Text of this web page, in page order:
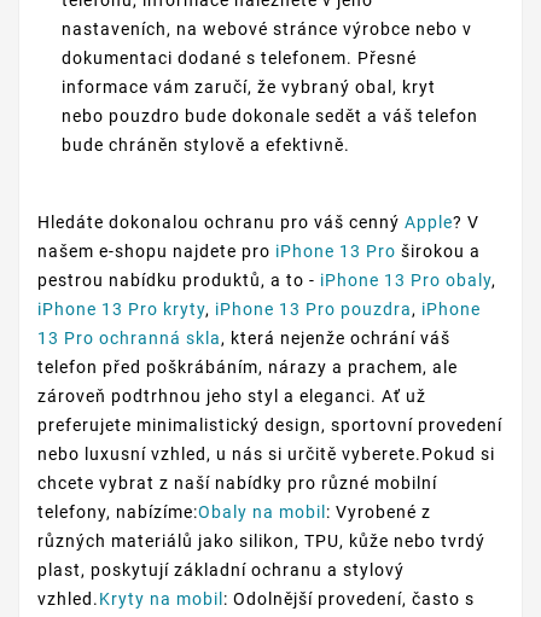
nastaveních, na webové stránce výrobce nebo v
dokumentaci dodané s telefonem. Přesné
informace vám zaručí, že vybraný obal, kryt
nebo pouzdro bude dokonale sedět a váš telefon
bude chráněn stylově a efektivně.
Hledáte dokonalou ochranu pro váš cenný Apple? V
našem e-shopu najdete pro iPhone 13 Pro širokou a
pestrou nabídku produktů, a to - iPhone 13 Pro obaly,
iPhone 13 Pro kryty, iPhone 13 Pro pouzdra, iPhone
13 Pro ochranná skla, která nejenže ochrání váš
telefon před poškrábáním, nárazy a prachem, ale
zároveň podtrhnou jeho styl a eleganci. Ať už
preferujete minimalistický design, sportovní provedení
nebo luxusní vzhled, u nás si určitě vyberete.Pokud si
chcete vybrat z naší nabídky pro různé mobilní
telefony, nabízíme:Obaly na mobil : Vyrobené z
různých materiálů jako silikon, TPU, kůže nebo tvrdý
plast, poskytují základní ochranu a stylový
vzhled.Kryty na mobil : Odolnější provedení, často s